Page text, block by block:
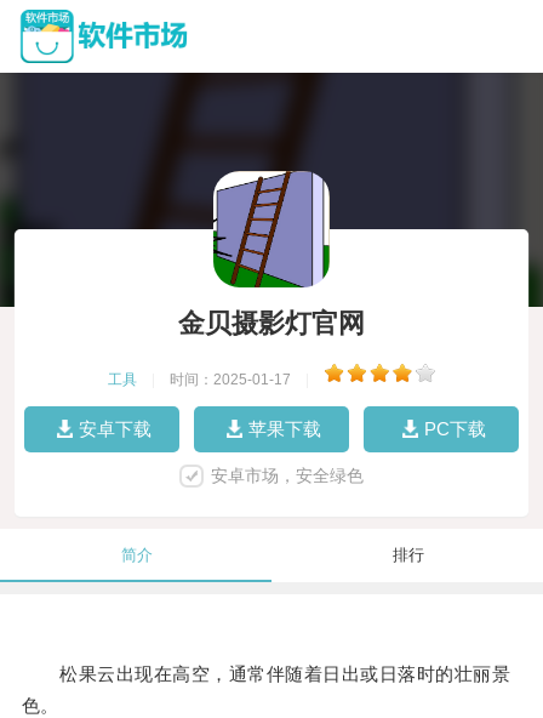
金贝摄影灯官网
工具 时间：2025-01-17
安卓下载 苹果下载 PC下载
安卓市场，安全绿色
简介 排行
松果云出现在高空，通常伴随着日出或日落时的壮丽景
色。